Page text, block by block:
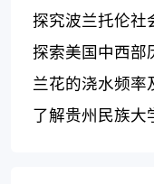
探究波兰托伦社
色
探索美国中西
斯大学
兰花的浇水频率
了解贵州民族大